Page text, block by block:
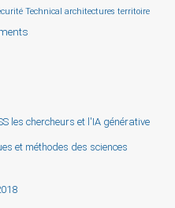
Technical architectures territoire
les chercheurs et l'IA générative
et méthodes des sciences